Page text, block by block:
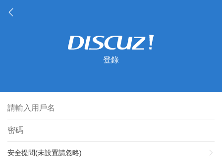
登錄
安全提問(未設置請忽略)